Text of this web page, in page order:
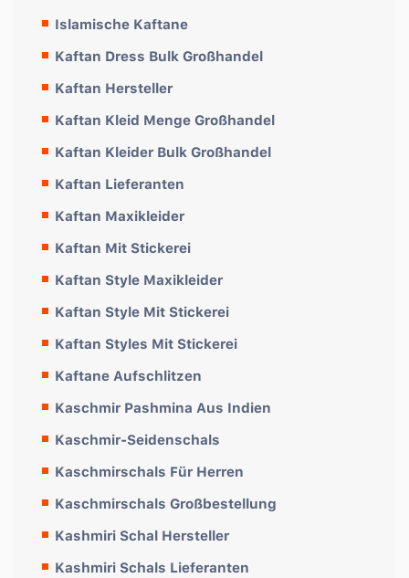
Islamische Kaftane
Kaftan Dress Bulk Großhandel
Kaftan Hersteller
Kaftan Kleid Menge Großhandel
Kaftan Kleider Bulk Großhandel
Kaftan Lieferanten
Kaftan Maxikleider
Kaftan Mit Stickerei
Kaftan Style Maxikleider
Kaftan Style Mit Stickerei
Kaftan Styles Mit Stickerei
Kaftane Aufschlitzen
Kaschmir Pashmina Aus Indien
Kaschmir-Seidenschals
Kaschmirschals Für Herren
Kaschmirschals Großbestellung
Kashmiri Schal Hersteller
Kashmiri Schals Lieferanten